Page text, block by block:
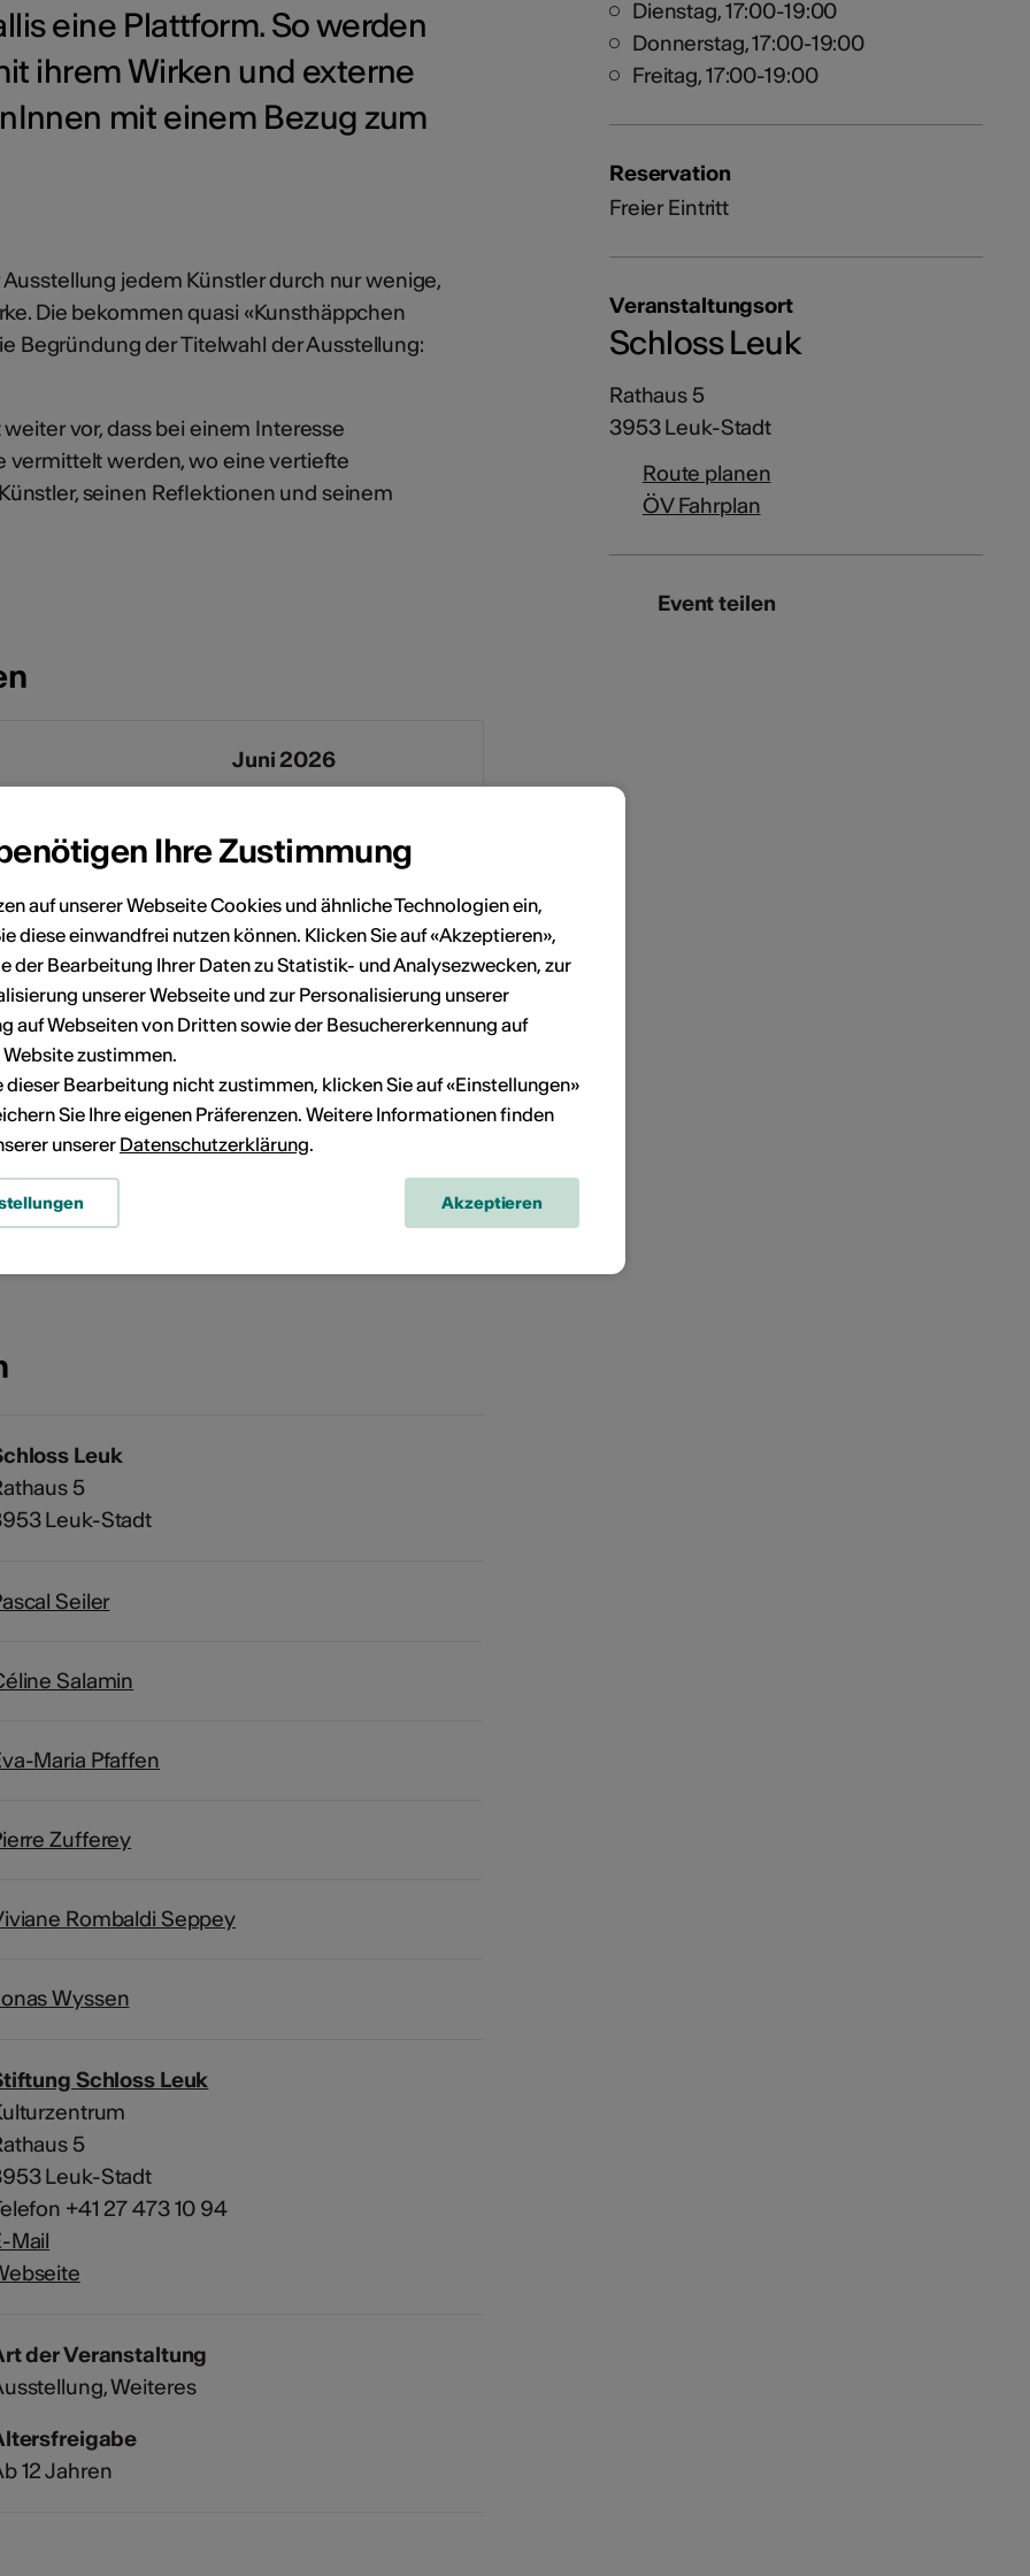
eine Plattform. So werden
ihrem Wirken und externe
mit einem Bezug zum
jedem Künstler durch nur wenige,
Die bekommen quasi «Kunsthäppchen
Begründung der Titelwahl der Ausstellung:
vor, dass bei einem Interesse
werden, wo eine vertiefte
seinen Reflektionen und seinem
2 3
9 10
17
24
31
Juni 2026
1 2 3 4 5 6
8 9 10 11 12 13 14
15 16 17 18 19 20 21
22 23 24 25 26 27 28
29 30
Kein Durchführungsdatum
Ihrem persönlichen Kalender hinzuzufügen.
Leuk
5
Leuk-Stadt
Seiler
Salamin
Maria Pfaffen
Zufferey
Rombaldi Seppey
Wyssen
Schloss Leuk
5
Leuk-Stadt
+41 27 473 10 94
Mail
der Veranstaltung
Weiteres
12 Jahren
Dienstag, 17:00-19:00
Donnerstag, 17:00-19:00
Freitag, 17:00-19:00
Reservation
Freier Eintritt
Veranstaltungsort
Schloss Leuk
Rathaus 5
3953 Leuk-Stadt
Route planen
ÖV Fahrplan
Event teilen
Ihre Zustimmung
auf unserer Webseite Cookies und ähnliche Technologien ein,
diese einwandfrei nutzen können. Klicken Sie auf «Akzeptieren»,
der Bearbeitung Ihrer Daten zu Statistik- und Analysezwecken, zur
unserer Webseite und zur Personalisierung unserer
auf Webseiten von Dritten sowie der Besuchererkennung auf
Website zustimmen.
dieser Bearbeitung nicht zustimmen, klicken Sie auf «Einstellungen»
Sie Ihre eigenen Präferenzen. Weitere Informationen finden
unserer Datenschutzerklärung.
Akzeptieren